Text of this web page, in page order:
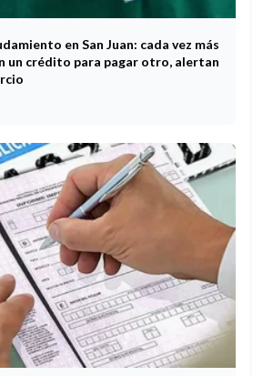
en San Juan: cada vez más
un crédito para pagar otro, alertan